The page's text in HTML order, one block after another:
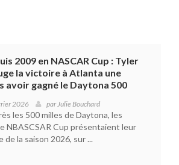
2009 en NASCAR Cup : Tyler
la victoire à Atlanta une
avoir gagné le Daytona 500
2026 parJulie Bouchard
les 500 milles de Daytona, les
NBASCSAR Cup présentaient leur
de la saison 2026, sur ...